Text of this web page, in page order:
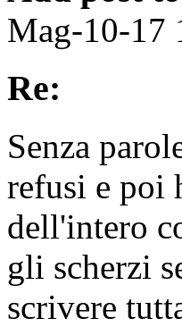
Mag-10-17
Re:
Senza
refusi e poi
dell'intero
gli scherzi
scrivere